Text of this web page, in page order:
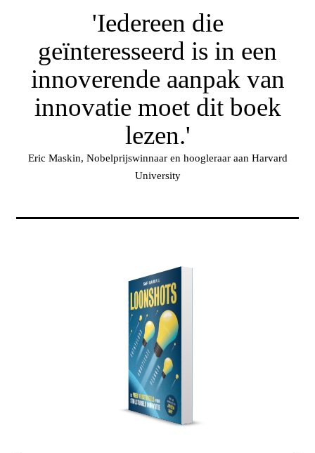
'Iedereen die
geïnteresseerd is in een
innoverende aanpak van
innovatie moet dit boek
lezen.'
Eric Maskin, Nobelprijswinnaar en hoogleraar aan Harvard
University